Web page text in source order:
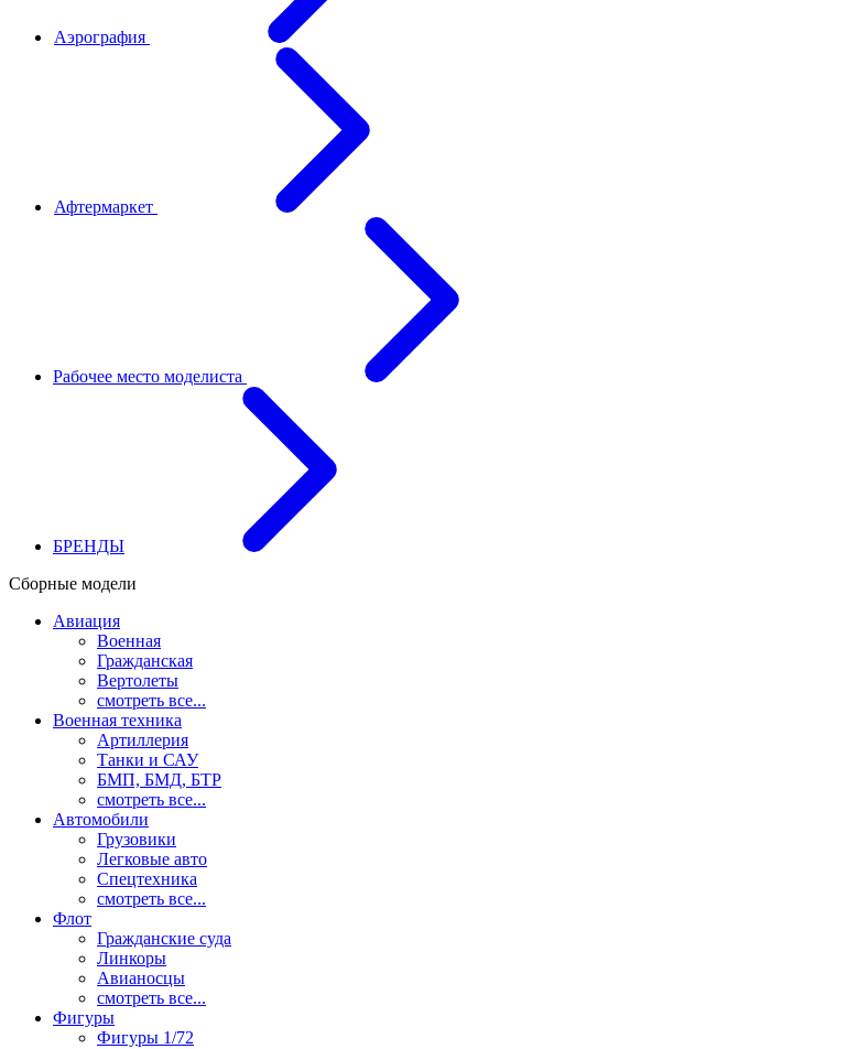
Аэрография
Афтермаркет
Рабочее место моделиста
БРЕНДЫ
Сборные модели
Авиация
Военная
Гражданская
Вертолеты
смотреть все...
Военная техника
Артиллерия
Танки и САУ
БМП, БМД, БТР
смотреть все...
Автомобили
Грузовики
Легковые авто
Спецтехника
смотреть все...
Флот
Гражданские суда
Линкоры
Авианосцы
смотреть все...
Фигуры
Фигуры 1/72